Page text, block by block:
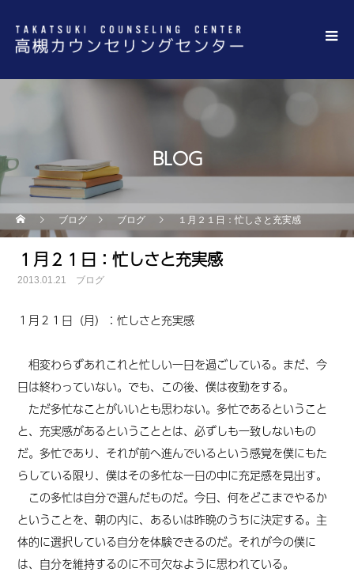
BLOG
ブログ ブログ １月２１日：忙しさと充実感
１月２１日：忙しさと充実感
2013.01.21 ブログ
１月２１日（月） ：忙しさと充実感
相変わらずあれこれと忙しい一日を過ごしている。まだ、今
日は終わっていない。でも、この後、僕は夜勤をする。
ただ多忙なことがいいとも思わない。多忙であるということ
と、充実感があるということとは、必ずしも一致しないもの
だ。多忙であり、それが前へ進んでいるという感覚を僕にもた
らしている限り、僕はその多忙な一日の中に充足感を見出す。
この多忙は自分で選んだものだ。今日、何をどこまでやるか
ということを、朝の内に、あるいは昨晩のうちに決定する。主
体的に選択している自分を体験できるのだ。それが今の僕に
は、自分を維持するのに不可欠なように思われている。